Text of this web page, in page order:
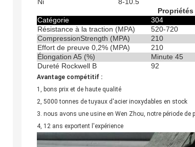
Ni
8-10.5
Catégorie
304
Résistance à la traction (MPA)
520-720
CompressionStrength (MPA)
210
Effort de preuve 0,2% (MPA)
210
Élongation A5 (%)
Minute 45
Dureté Rockwell B
92
Avantage compétitif :
1, bons prix et de haute qualité
2, 5000 tonnes de tuyaux d'acier inoxydables en stock
3. nous avons une usine en Wen Zhou, notre période de
4, 12 ans exportent l'expérience